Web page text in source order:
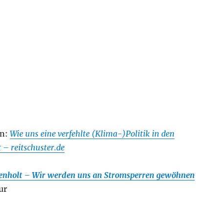
Wie uns eine verfehlte (Klima-)Politik in den
reitschuster.de
– Wir werden uns an Stromsperren gewöhnen